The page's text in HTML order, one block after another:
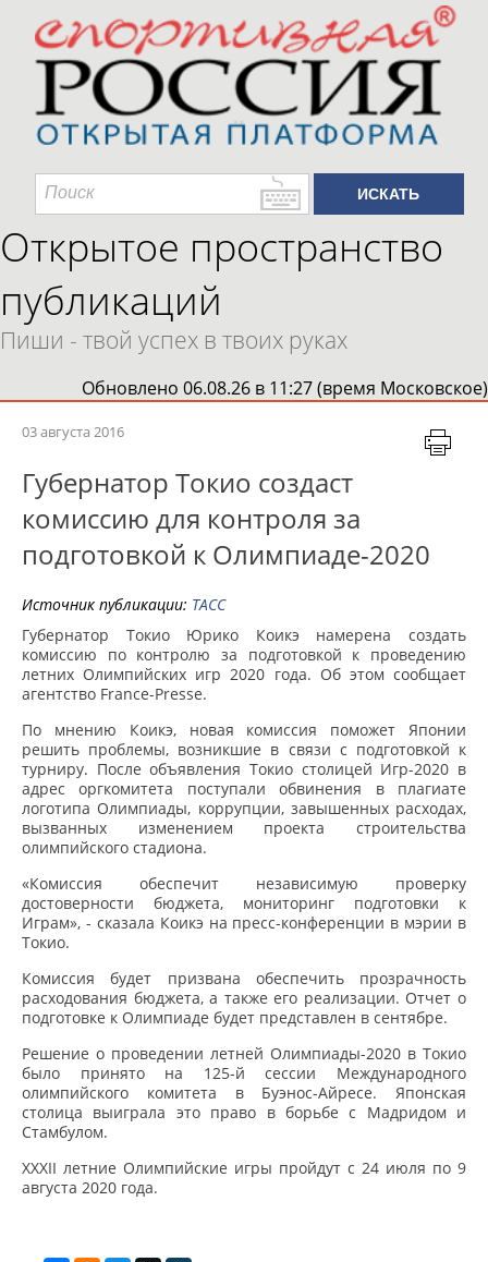
Открытое пространство
публикаций
Пиши - твой успех в твоих руках
Обновлено 06.08.26 в 11:27 (время Московское)
03 августа 2016
Губернатор Токио создаст
комиссию для контроля за
подготовкой к Олимпиаде-2020
Источник публикации: ТАСС
Губернатор Токио Юрико Коикэ намерена создать
комиссию по контролю за подготовкой к проведению
летних Олимпийских игр 2020 года. Об этом сообщает
агентство France-Presse.
По мнению Коикэ, новая комиссия поможет Японии
решить проблемы, возникшие в связи с подготовкой к
турниру. После объявления Токио столицей Игр-2020 в
адрес оргкомитета поступали обвинения в плагиате
логотипа Олимпиады, коррупции, завышенных расходах,
вызванных изменением проекта строительства
олимпийского стадиона.
«Комиссия обеспечит независимую проверку
достоверности бюджета, мониторинг подготовки к
Играм», - сказала Коикэ на пресс-конференции в мэрии в
Токио.
Комиссия будет призвана обеспечить прозрачность
расходования бюджета, а также его реализации. Отчет о
подготовке к Олимпиаде будет представлен в сентябре.
Решение о проведении летней Олимпиады-2020 в Токио
было принято на 125-й сессии Международного
олимпийского комитета в Буэнос-Айресе. Японская
столица выиграла это право в борьбе с Мадридом и
Стамбулом.
ХХХII летние Олимпийские игры пройдут с 24 июля по 9
августа 2020 года.